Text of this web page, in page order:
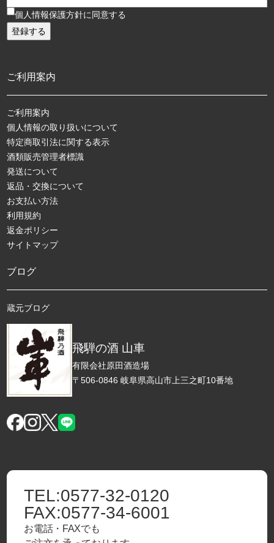
飛騨の酒 山車
有限会社原田酒造場
〒506-0846 岐阜県高山市上三之町10番地
個人情報保護方針に同意する
ご利用案内
ご利用案内
個人情報の取り扱いについて
特定商取引法に関する表示
酒類販売管理者標識
発送について
返品・交換について
お支払い方法
利用規約
返金ポリシー
サイトマップ
ブログ
蔵元ブログ
TEL:0577-32-0120
FAX:0577-34-6001
お電話・FAXでも